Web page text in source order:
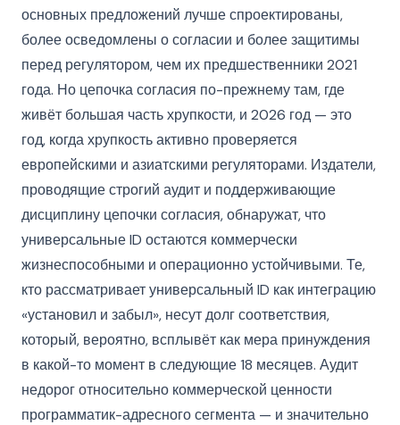
основных предложений лучше спроектированы,
более осведомлены о согласии и более защитимы
перед регулятором, чем их предшественники 2021
года. Но цепочка согласия по-прежнему там, где
живёт большая часть хрупкости, и 2026 год — это
год, когда хрупкость активно проверяется
европейскими и азиатскими регуляторами. Издатели,
проводящие строгий аудит и поддерживающие
дисциплину цепочки согласия, обнаружат, что
универсальные ID остаются коммерчески
жизнеспособными и операционно устойчивыми. Те,
кто рассматривает универсальный ID как интеграцию
«установил и забыл», несут долг соответствия,
который, вероятно, всплывёт как мера принуждения
в какой-то момент в следующие 18 месяцев. Аудит
недорог относительно коммерческой ценности
программатик-адресного сегмента — и значительно